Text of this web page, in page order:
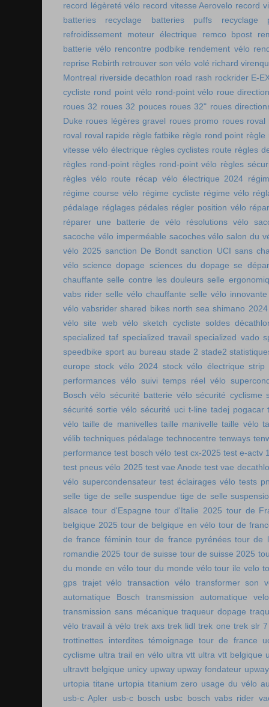
record légèreté vélo record vitesse Aerovelo record
batteries
recyclage batteries puffs
recyclage
refroidissement moteur électrique
remco bpost
batterie vélo rencontre podbike rendement vélo
reprise Rebirth retrouver son vélo volé richard
Montreal riverside decathlon road rash rockrider E-
cycliste rond point vélo rond-point vélo roue
roues 32 roues 32 pouces roues 32" roues
Duke roues légères gravel roues promo roues roval
roval roval rapide règle fatbike règle rond point règle
vitesse vélo électrique règles cyclistes route règles
règles rond-point règles rond-point vélo règles
règles vélo route
récap vélo électrique 2024
régime course vélo régime cycliste régime vélo
pédalage réglages pédales régler position vélo
réparer une batterie de vélo
résolutions vélo
sacoche vélo imperméable sacoches vélo salon du
vélo 2025 sanction De Bondt sanction UCI sans
vélo science dopage sciences du dopage se
chauffante selle contre les douleurs selle
vabs rider selle vélo chauffante selle vélo innovante
vélo vabsrider shared bikes north sea shimano 2024
vélo site web vélo sketch cycliste soldes
specialized taf specialized travail specialized vado
speedbike sport au bureau stade 2 stade2
europe stock vélo 2024 stock vélo électrique strip
performances vélo suivi temps réel vélo
Bosch vélo sécurité batterie vélo sécurité cyclisme
sécurité sortie vélo sécurité uci t-line tadej pogacar
vélo taille de manivelles taille manivelle taille vélo
vélib techniques pédalage technocentre tenways
performance test bosch vélo test cx-2025 test e-actv
test pneus vélo 2025 test vae Anode test vae
vélo supercondensateur test éclairages vélo tests
selle tige de selle suspendue tige de selle
alsace tour d'Espagne tour d'Italie 2025 tour de
belgique 2025 tour de belgique en vélo tour de
de france féminin tour de france pyrénées tour de
romandie 2025 tour de suisse tour de suisse 2025
du monde en vélo tour du monde vélo tour ile velo
gps trajet vélo transaction vélo
transformer son
automatique Bosch
transmission automatique
transmission sans mécanique traqueur dopage
vélo travail à vélo trek axs trek lidl trek one trek slr 7
trottinettes interdites témoignage tour de france
cyclisme ultra trail en vélo ultra vtt ultra vtt belgique
ultravtt belgique unicy upway upway fondateur
urtopia titane urtopia titanium zero usage du vélo
usb-c Apler usb-c bosch usbc bosch vabs rider